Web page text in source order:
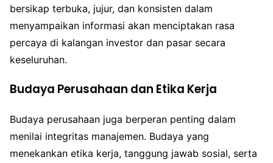
bersikap terbuka, jujur, dan konsisten dalam
menyampaikan informasi akan menciptakan rasa
percaya di kalangan investor dan pasar secara
keseluruhan.
Budaya Perusahaan dan Etika Kerja
Budaya perusahaan juga berperan penting dalam
menilai integritas manajemen. Budaya yang
menekankan etika kerja, tanggung jawab sosial, serta